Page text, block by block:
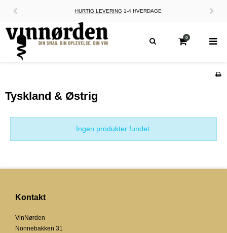
HURTIG LEVERING 1-4 HVERDAGE
0
Tyskland & Østrig
Ingen produkter fundet.
Kontakt
VinNørden
Nonnebakken 31